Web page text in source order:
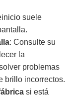
suele
: Consulte su
la
problemas
brillo incorrectos.
si está